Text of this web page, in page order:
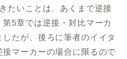
たいことは、あくまで逆接
5章では逆接・対比マーカ
たが、後ろに筆者のイイタ
マーカーの場合に限るので